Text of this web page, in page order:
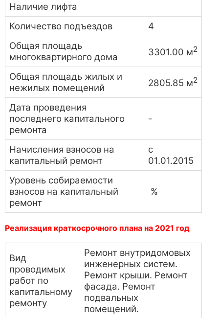
Наличие лифта
Количество подъездов
4
Общая площадь
многоквартирного дома
3301.00 м2
Общая площадь жилых и
нежилых помещений
2805.85 м2
Дата проведения
последнего капитального
ремонта
-
Начисления взносов на
капитальный ремонт
с
01.01.2015
Уровень собираемости
взносов на капитальный
ремонт
%
Реализация краткосрочного плана на 2021 год
Вид
проводимых
работ по
капитальному
ремонту
Ремонт внутридомовых
инженерных систем.
Ремонт крыши. Ремонт
фасада. Ремонт
подвальных
помещений.